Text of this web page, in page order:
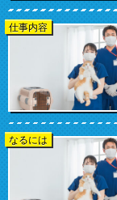
仕事内容
なるには